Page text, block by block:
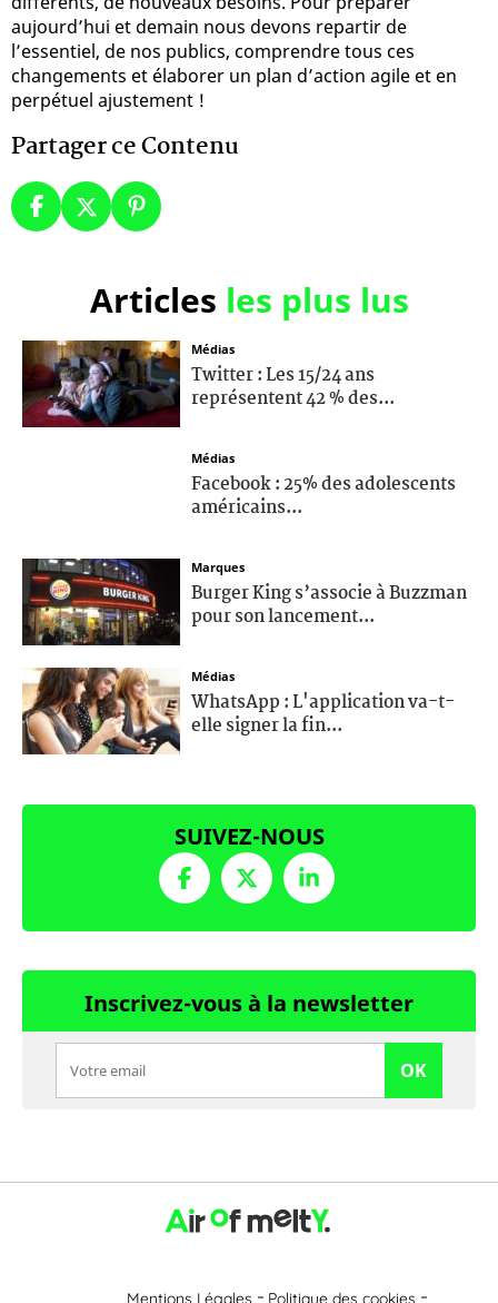
aujourd’hui et demain nous devons repartir de
l’essentiel, de nos publics, comprendre tous ces
changements et élaborer un plan d’action agile et en
perpétuel ajustement !
Partager ce Contenu
Articles les plus lus
Médias
Twitter : Les 15/24 ans
représentent 42 % des...
Médias
Facebook : 25% des adolescents
américains...
Marques
Burger King s’associe à Buzzman
pour son lancement...
Médias
WhatsApp : L'application va-t-
elle signer la fin...
SUIVEZ-NOUS
Inscrivez-vous à la newsletter
OK
Mentions Légales Politique des cookies